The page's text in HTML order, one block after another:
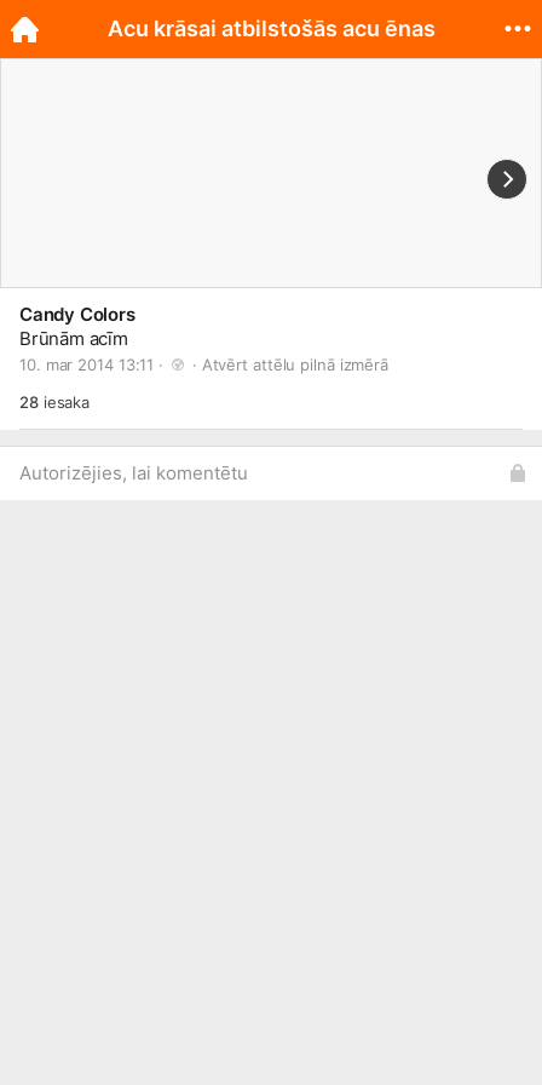
Candy Colors
Brūnām acīm
10. mar 2014 13:11 · · Atvērt attēlu pilnā izmērā
28iesaka
Autorizējies, lai komentētu
Acu krāsai atbilstošās acu ēnas